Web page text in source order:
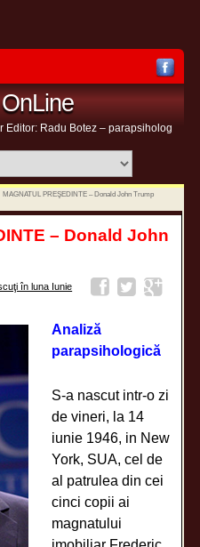
Editor: Radu Botez – parapsiholog
MAGNATUL PREŞEDINTE – Donald John Trump
– Donald John
în luna Iunie
Analiză
parapsihologică
S-a nascut intr-o zi
de vineri, la 14
iunie 1946, in New
York, SUA, cel de
al patrulea din cei
cinci copii ai
magnatului